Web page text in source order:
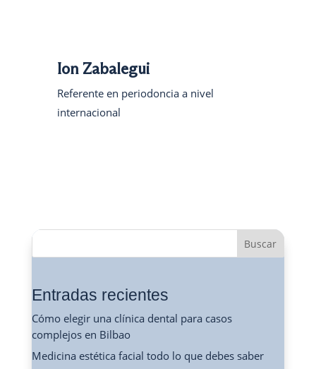
Ion Zabalegui
Referente en periodoncia a nivel
internacional
Buscar
Entradas recientes
Cómo elegir una clínica dental para casos
complejos en Bilbao
Medicina estética facial todo lo que debes saber